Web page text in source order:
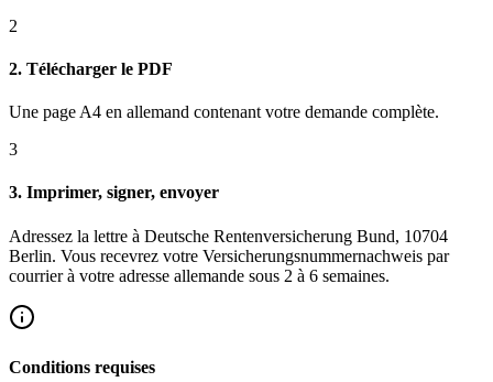
2
2. Télécharger le PDF
Une page A4 en allemand contenant votre demande complète.
3
3. Imprimer, signer, envoyer
Adressez la lettre à Deutsche Rentenversicherung Bund, 10704
Berlin. Vous recevrez votre Versicherungsnummernachweis par
courrier à votre adresse allemande sous 2 à 6 semaines.
Conditions requises